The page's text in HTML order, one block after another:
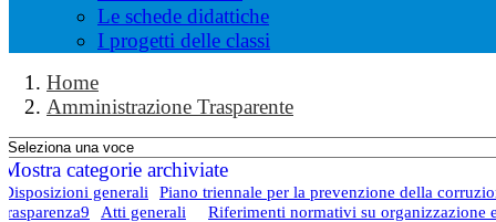
Le schede didattiche
I progetti delle classi
Home
Amministrazione Trasparente
Mostra categorie archiviate
Disposizioni generali
Piano triennale per la prevenzione della
trasparenza9 Atti generali
Riferimenti normativi su organizzazione